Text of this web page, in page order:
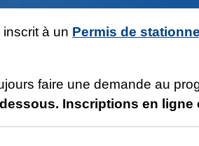
à un Permis de
faire une demande au
Inscriptions en ligne